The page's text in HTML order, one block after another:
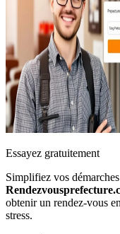
Essayez gratuitement
Simplifiez vos
obtenir un rendez-vous
stress.